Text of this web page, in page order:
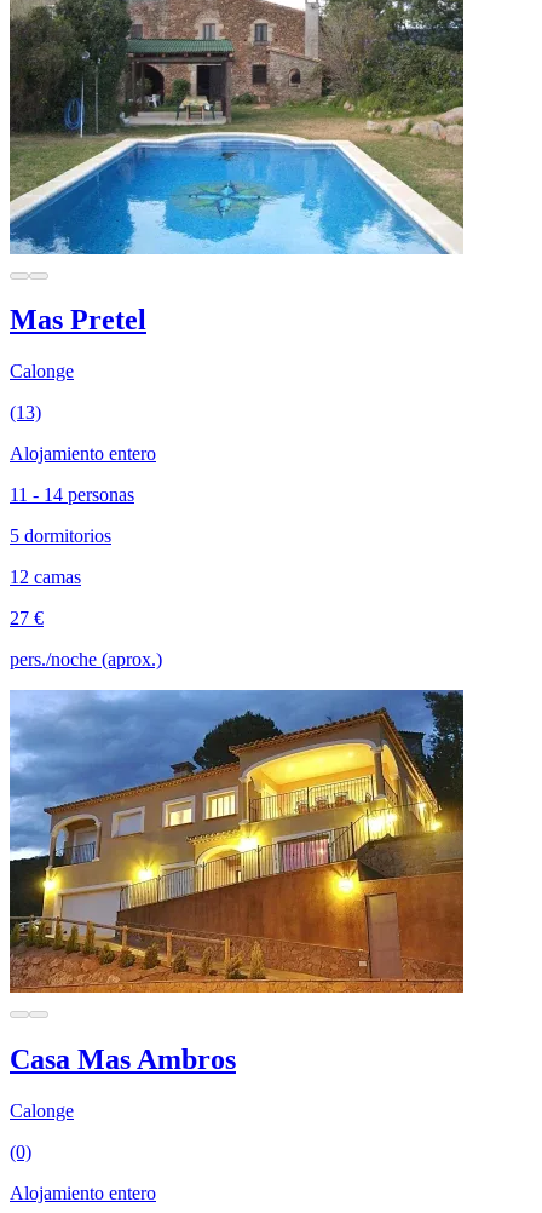
Mas Pretel
Calonge
(13)
Alojamiento entero
11 - 14 personas
5 dormitorios
12 camas
27 €
pers./noche (aprox.)
Casa Mas Ambros
Calonge
(0)
Alojamiento entero